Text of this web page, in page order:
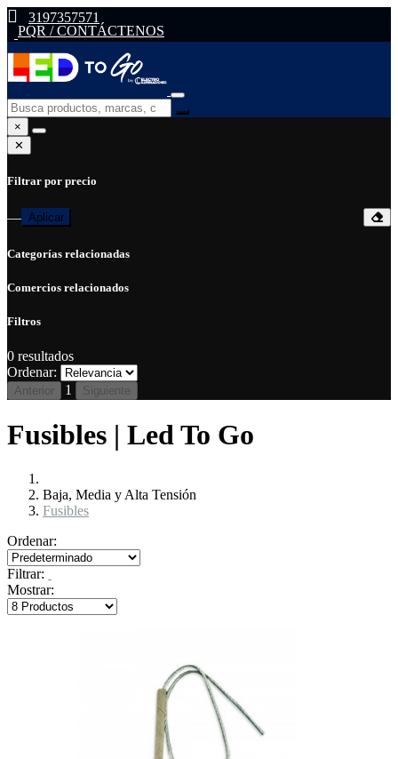
3197357571
PQR / CONTÁCTENOS
×
✕
Filtrar por precio
— Aplicar
Categorías relacionadas
Comercios relacionados
Filtros
0 resultados
Ordenar:
Anterior 1 Siguiente
Fusibles | Led To Go
Baja, Media y Alta Tensión
Fusibles
Ordenar:
Filtrar:
Mostrar: